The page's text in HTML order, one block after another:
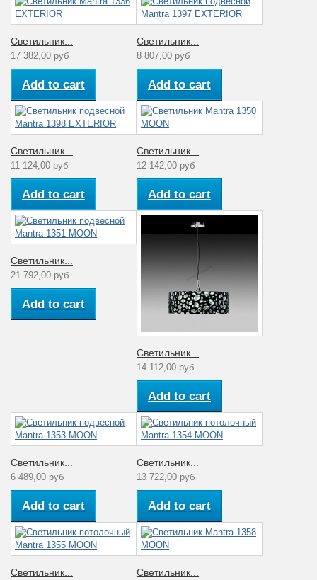
Светильник...
17 382,00 руб
Add to cart
Светильник...
8 807,00 руб
Add to cart
Светильник...
11 124,00 руб
Add to cart
Светильник...
12 142,00 руб
Add to cart
Светильник...
21 792,00 руб
Add to cart
Светильник...
14 112,00 руб
Add to cart
Светильник...
6 489,00 руб
Add to cart
Светильник...
13 722,00 руб
Add to cart
Светильник... Светильник...